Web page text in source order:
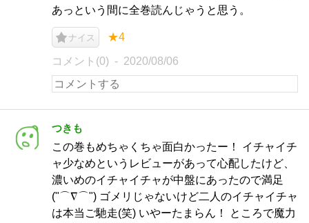
あっという間に全巻読んじゃうと思う。
ナイス ★4
コメント(0) 2020/08/06
つきも
この巻もめちゃくちゃ面白かったー！ イチャイチ
ャ少なめというレビューがあって心配したけど、
濃いめのイチャイチャが中盤にあったので満足
("⌒∇⌒") ゴメリじゃないけど二人のイチャイチャ
は本当ご馳走(笑) いやーたまらん！ ところで魔力